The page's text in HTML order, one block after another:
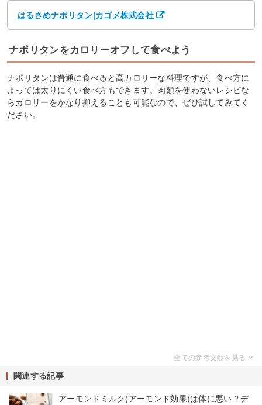
はるさめナポリタン|カゴメ株式会社
ナポリタンをカロリーオフして食べよう
ナポリタンは普通に食べると高カロリーな料理ですが、食べ方に
よっては太りにくい食べ方もできます。肉類を使わないレシピな
らカロリーをかなり抑えることも可能なので、ぜひ試してみてく
ださい。
関連する記事
アーモンドミルク(アーモンド効果)は体に悪い？デ